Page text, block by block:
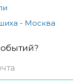
- Москва